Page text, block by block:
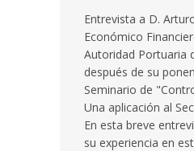
Entrevista a D.
Económico
Autoridad Portuaria
después de su
Seminario de
Una aplicación al
En esta breve
su experiencia en